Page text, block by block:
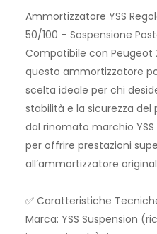
Ammortizzatore YSS
50/100 – Sospensione
Compatibile con Peugeot
questo ammortizzatore
scelta ideale per chi
stabilità e la sicurezza
dal rinomato marchio
per offrire prestazioni
all’ammortizzatore
✅ Caratteristiche
Marca: YSS Suspension